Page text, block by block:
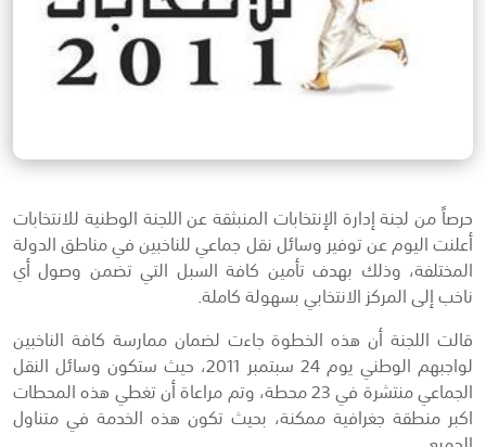
حرصاً من لجنة إدارة الإنتخابات المنبثقة عن اللجنة الوطنية للانتخابات
أعلنت اليوم عن توفير وسائل نقل جماعي للناخبين في مناطق الدولة
المختلفة، وذلك بهدف تأمين كافة السبل التي تضمن وصول أي
ناخب إلى المركز الانتخابي بسهولة كاملة.
قالت اللجنة أن هذه الخطوة جاءت لضمان ممارسة كافة الناخبين
لواجبهم الوطني يوم 24 سبتمبر 2011، حيث ستكون وسائل النقل
الجماعي منتشرة في 23 محطة، وتم مراعاة أن تغطي هذه المحطات
اكبر منطقة جغرافية ممكنة، بحيث تكون هذه الخدمة في متناول